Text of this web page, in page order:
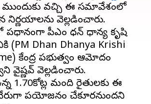
వచ్చి ఈ సమావేశంలో
నిర్ణయాలను వెల్లడించారు.
పీఎం ధన్ ధాన్య కృషి
Dhan Dhanya Krishi
కేంద్ర ప్రభుత్వం ఆమోదం
వైష్ణవ్ వెల్లడించారు.
1.70కోట్ల మంది రైతులకు ఈ
ప్రయోజనం చేకూరనుందని